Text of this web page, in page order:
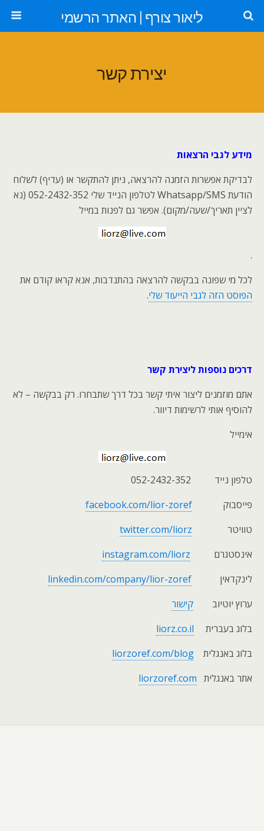
ליאור צורף | האתר הרשמי
יצירת קשר
מידע לגבי הרצאות
לבדיקת אפשרות הזמנה להרצאה, ניתן להתקשר או (עדיף) לשלוח
הודעת Whatsapp/SMS לטלפון הנייד שלי 052-2432-352 (נא
לציין תאריך/שעה/מקום). אפשר גם לפנות במייל
.
לכל מי שפונה בבקשה להרצאה בהתנדבות, אנא קראו קודם את
הפוסט הזה לגבי הייעוד שלי.
דרכים נוספות ליצירת קשר
אתם מוזמנים ליצור איתי קשר בכל דרך שתבחרו. רק בבקשה – לא
להוסיף אותי לרשימות דיוור.
אימייל
טלפון נייד 052-2432-352
פייסבוק facebook.com/lior-zoref
טוויטר twitter.com/liorz
אינסטגרם instagram.com/liorz
לינקדאין linkedin.com/company/lior-zoref
ערוץ יוטיוב קישור
בלוג בעברית liorz.co.il
בלוג באנגלית liorzoref.com/blog
אתר באנגלית liorzoref.com